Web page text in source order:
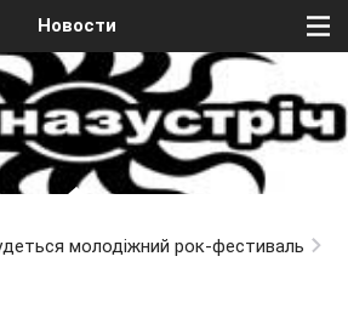
Новости
молодіжний рок-фестиваль